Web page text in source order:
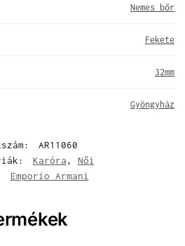
Nemes bőr
Fekete
32mm
Gyöngyház
AR11060
Karóra, Női
Emporio Armani